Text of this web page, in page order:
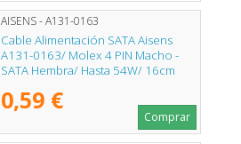
AISENS - A131-0163
Cable Alimentación SATA Aisens
A131-0163/ Molex 4 PIN Macho -
SATA Hembra/ Hasta 54W/ 16cm
0,59 €
Comprar